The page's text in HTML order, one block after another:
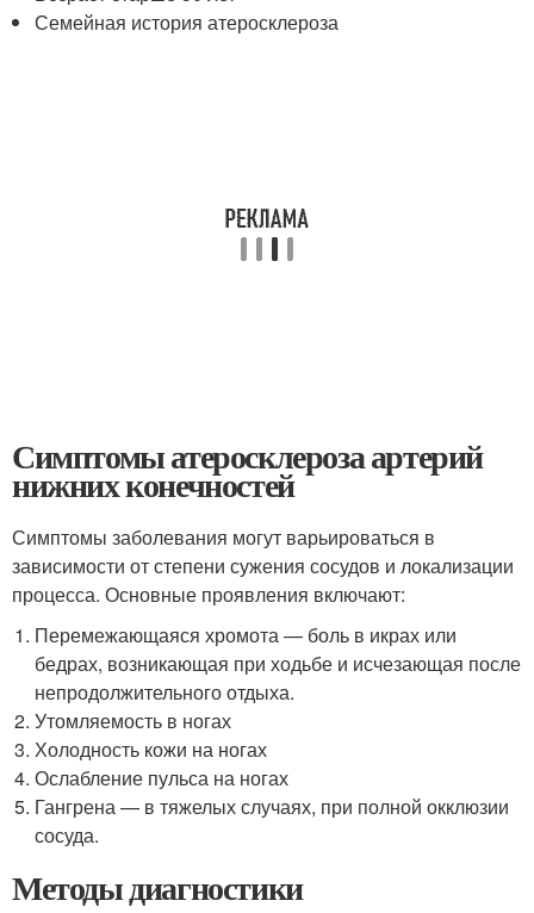
Семейная история атеросклероза
Симптомы атеросклероза артерий
нижних конечностей
Симптомы заболевания могут варьироваться в
зависимости от степени сужения сосудов и локализации
процесса. Основные проявления включают:
Перемежающаяся хромота — боль в икрах или
бедрах, возникающая при ходьбе и исчезающая после
непродолжительного отдыха.
Утомляемость в ногах
Холодность кожи на ногах
Ослабление пульса на ногах
Гангрена — в тяжелых случаях, при полной окклюзии
сосуда.
Методы диагностики